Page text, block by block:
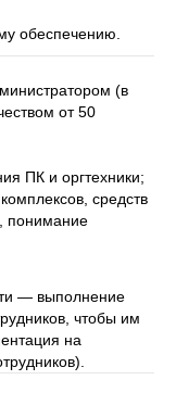
обеспечению.
(в
от 50
ПК и оргтехники;
средств
понимание
— выполнение
чтобы им
на